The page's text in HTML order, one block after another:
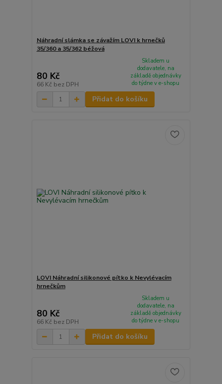
Náhradní slámka se závažím LOVI k hrnečků
35/360 a 35/362 béžová
80 Kč
66 Kč bez DPH
Skladem u
dodavatele, na
základě objednávky
do týdne v e-shopu
Přidat do košíku
LOVI Náhradní silikonové pítko k Nevylévacím
hrnečkům
80 Kč
66 Kč bez DPH
Skladem u
dodavatele, na
základě objednávky
do týdne v e-shopu
Přidat do košíku